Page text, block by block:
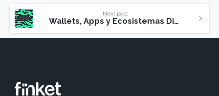
Next post
Wallets, Apps y Ecosistemas Digitales: la nueva infraestructura financiera para tu negocio